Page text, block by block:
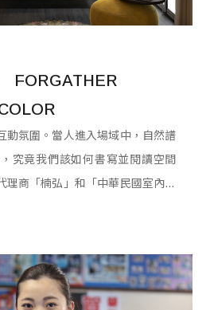
FORGATHER
動氛圍。當人進入場域中，自然譜
究竟我們該如何書寫並閱讀空間
理商「楠弘」和「中華民國室內設